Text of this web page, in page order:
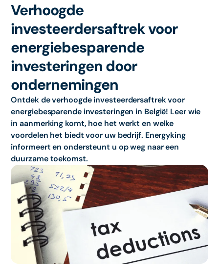
Verhoogde
investeerdersaftrek voor
energiebesparende
investeringen door
ondernemingen
Ontdek de verhoogde investeerdersaftrek voor
energiebesparende investeringen in België! Leer wie
in aanmerking komt, hoe het werkt en welke
voordelen het biedt voor uw bedrijf. Energyking
informeert en ondersteunt u op weg naar een
duurzame toekomst.